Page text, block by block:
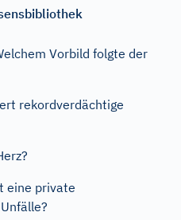
Vorbild folgte der
rekordverdächtige
eine private